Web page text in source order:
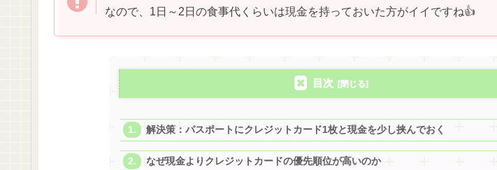
なので、1日～2日の食事代くらいは現金を持っておいた方がイイですね👍
目次
解決策：パスポートにクレジットカード1枚と現金を少し挟んでおく
なぜ現金よりクレジットカードの優先順位が高いのか